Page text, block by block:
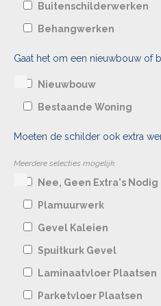
Buitenschilderwerken
Behangwerken
Gaat het om een nieuwbouw of
Nieuwbouw
Bestaande Woning
Moeten de schilder ook extra
Meerdere selecties mogelijk.
Nee, Geen Extra's Nodig
Plamuurwerk
Gevel Kaleien
Spuitkurk Gevel
Laminaatvloer Plaatsen
Parketvloer Plaatsen